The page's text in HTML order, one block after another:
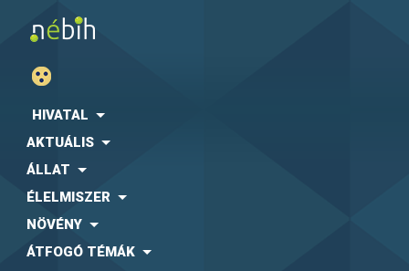
HIVATAL
AKTUÁLIS
ÁLLAT
ÉLELMISZER
NÖVÉNY
ÁTFOGÓ TÉMÁK